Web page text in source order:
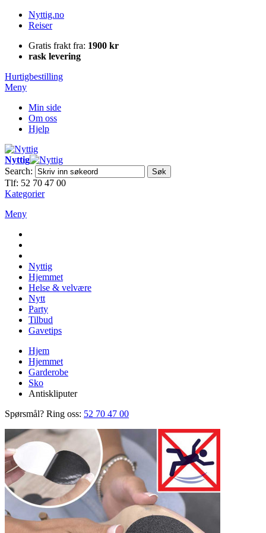
Nyttig.no
Reiser
Gratis frakt fra: 1900 kr
rask levering
Hurtigbestilling
Meny
Min side
Om oss
Hjelp
Nyttig
Search:
Søk
Tlf: 52 70 47 00
Kategorier
Meny
Nyttig
Hjemmet
Helse & velvære
Nytt
Party
Tilbud
Gavetips
Hjem
Hjemmet
Garderobe
Sko
Antiskliputer
Spørsmål? Ring oss: 52 70 47 00